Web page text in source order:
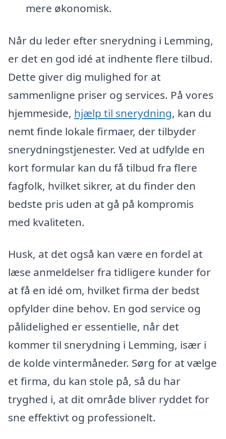
mere økonomisk.
Når du leder efter snerydning i Lemming,
er det en god idé at indhente flere tilbud.
Dette giver dig mulighed for at
sammenligne priser og services. På vores
hjemmeside, hjælp til snerydning, kan du
nemt finde lokale firmaer, der tilbyder
snerydningstjenester. Ved at udfylde en
kort formular kan du få tilbud fra flere
fagfolk, hvilket sikrer, at du finder den
bedste pris uden at gå på kompromis
med kvaliteten.
Husk, at det også kan være en fordel at
læse anmeldelser fra tidligere kunder for
at få en idé om, hvilket firma der bedst
opfylder dine behov. En god service og
pålidelighed er essentielle, når det
kommer til snerydning i Lemming, især i
de kolde vintermåneder. Sørg for at vælge
et firma, du kan stole på, så du har
tryghed i, at dit område bliver ryddet for
sne effektivt og professionelt.